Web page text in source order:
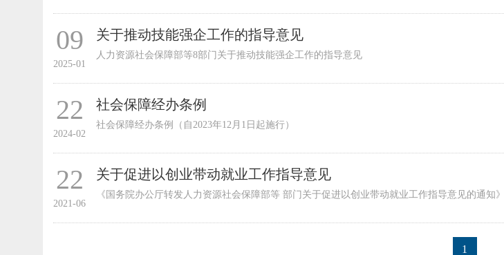
09
2025-01
关于推动技能强企工作的指导意见
人力资源社会保障部等8部门关于推动技能强企工作的指导意见
22
2024-02
社会保障经办条例
社会保障经办条例（自2023年12月1日起施行）
22
2021-06
关于促进以创业带动就业工作指导意见
《国务院办公厅转发人力资源社会保障部等 部门关于促进以创业带动就业工作指导意见的通知》
1